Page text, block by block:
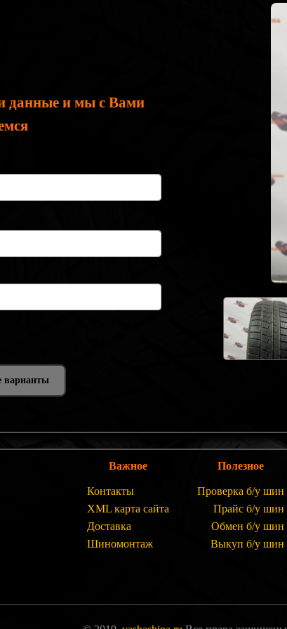
данные и мы с Вами
варианты
Важное
Контакты
XML карта сайта
Доставка
Шиномонтаж
Полезное
Проверка б/у шин
Прайс б/у шин
Обмен б/у шин
Выкуп б/у шин